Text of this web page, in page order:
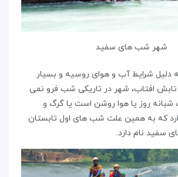
شهر شب های سفید
دلیل شرایط آب و هوای روسیه و بسیار
افتاب، شهر در تاریکی شب فرو نمی
شبانه روز یا هوا روشن است یا گرگ و
که به همین علت شب های اول تابستان
سفید نام دارد.